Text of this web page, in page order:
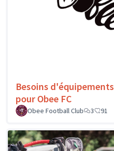
Besoins
pour Obee FC
Obee Football Club
3 91